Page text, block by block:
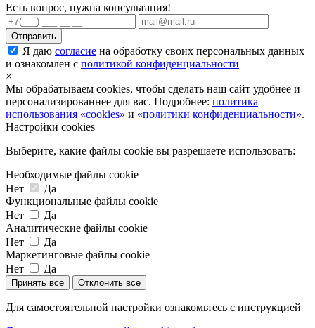
Есть вопрос, нужна консультация!
Я даю согласие на обработку своих персональных данных
и ознакомлен с политикой конфиденциальности
×
Мы обрабатываем cookies, чтобы сделать наш сайт удобнее и
персонализированнее для вас. Подробнее: политика
использования «cookies» и «политики конфиденциальности».
Настройки cookies
Выберите, какие файлы cookie вы разрешаете использовать:
Необходимые файлы cookie
Нет
Да
Функциональные файлы cookie
Нет
Да
Аналитические файлы cookie
Нет
Да
Маркетинговые файлы cookie
Нет
Да
Принять все Отклонить все
Для самостоятельной настройки ознакомьтесь с инструкцией